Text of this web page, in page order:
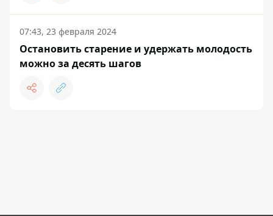
07:43, 23 февраля 2024
Остановить старение и удержать молодость
можно за десять шагов